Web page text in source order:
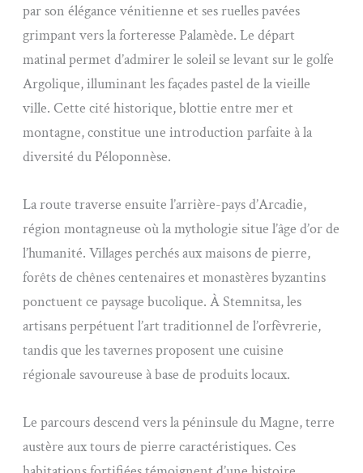
par son élégance vénitienne et ses ruelles pavées
grimpant vers la forteresse Palamède. Le départ
matinal permet d’admirer le soleil se levant sur le golfe
Argolique, illuminant les façades pastel de la vieille
ville. Cette cité historique, blottie entre mer et
montagne, constitue une introduction parfaite à la
diversité du Péloponnèse.
La route traverse ensuite l’arrière-pays d’Arcadie,
région montagneuse où la mythologie situe l’âge d’or de
l’humanité. Villages perchés aux maisons de pierre,
forêts de chênes centenaires et monastères byzantins
ponctuent ce paysage bucolique. À Stemnitsa, les
artisans perpétuent l’art traditionnel de l’orfèvrerie,
tandis que les tavernes proposent une cuisine
régionale savoureuse à base de produits locaux.
Le parcours descend vers la péninsule du Magne, terre
austère aux tours de pierre caractéristiques. Ces